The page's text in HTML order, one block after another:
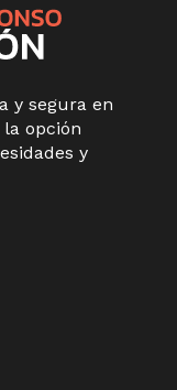
y segura en
opción
y